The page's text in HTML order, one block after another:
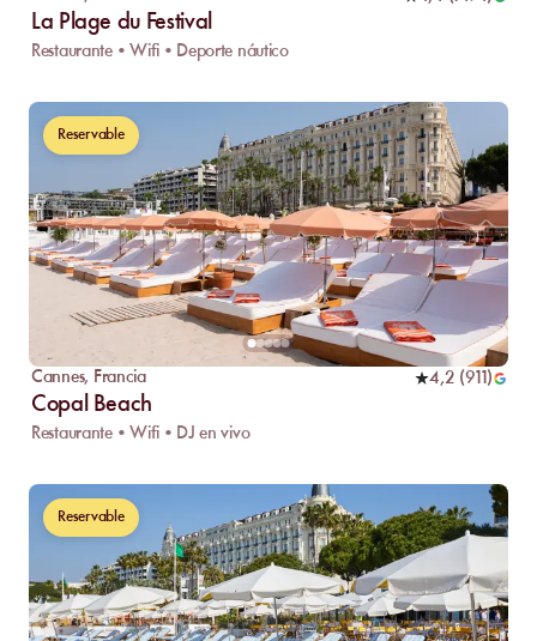
La Plage du Festival
Restaurante • Wifi • Deporte náutico
Reservable
Cannes, Francia 4,2 (911 )
Copal Beach
Restaurante • Wifi • DJ en vivo
Reservable